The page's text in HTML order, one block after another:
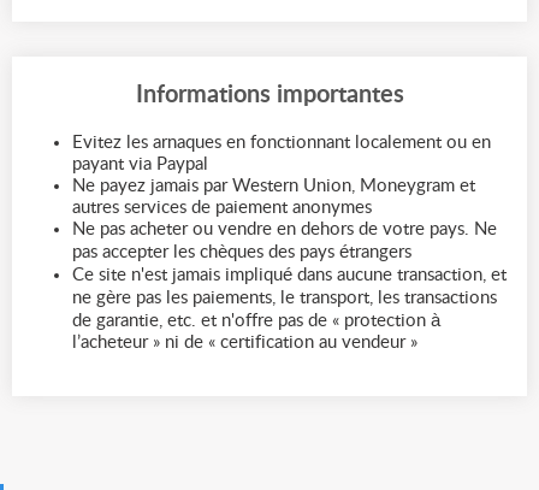
Informations importantes
Evitez les arnaques en fonctionnant localement ou en
payant via Paypal
Ne payez jamais par Western Union, Moneygram et
autres services de paiement anonymes
Ne pas acheter ou vendre en dehors de votre pays. Ne
pas accepter les chèques des pays étrangers
Ce site n'est jamais impliqué dans aucune transaction, et
ne gère pas les paiements, le transport, les transactions
de garantie, etc. et n'offre pas de « protection à
l’acheteur » ni de « certification au vendeur »